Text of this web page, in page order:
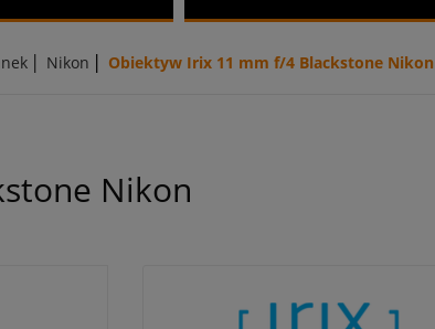
| Nikon | Obiektyw Irix 11 mm f/4 Blackstone Nikon
Nikon